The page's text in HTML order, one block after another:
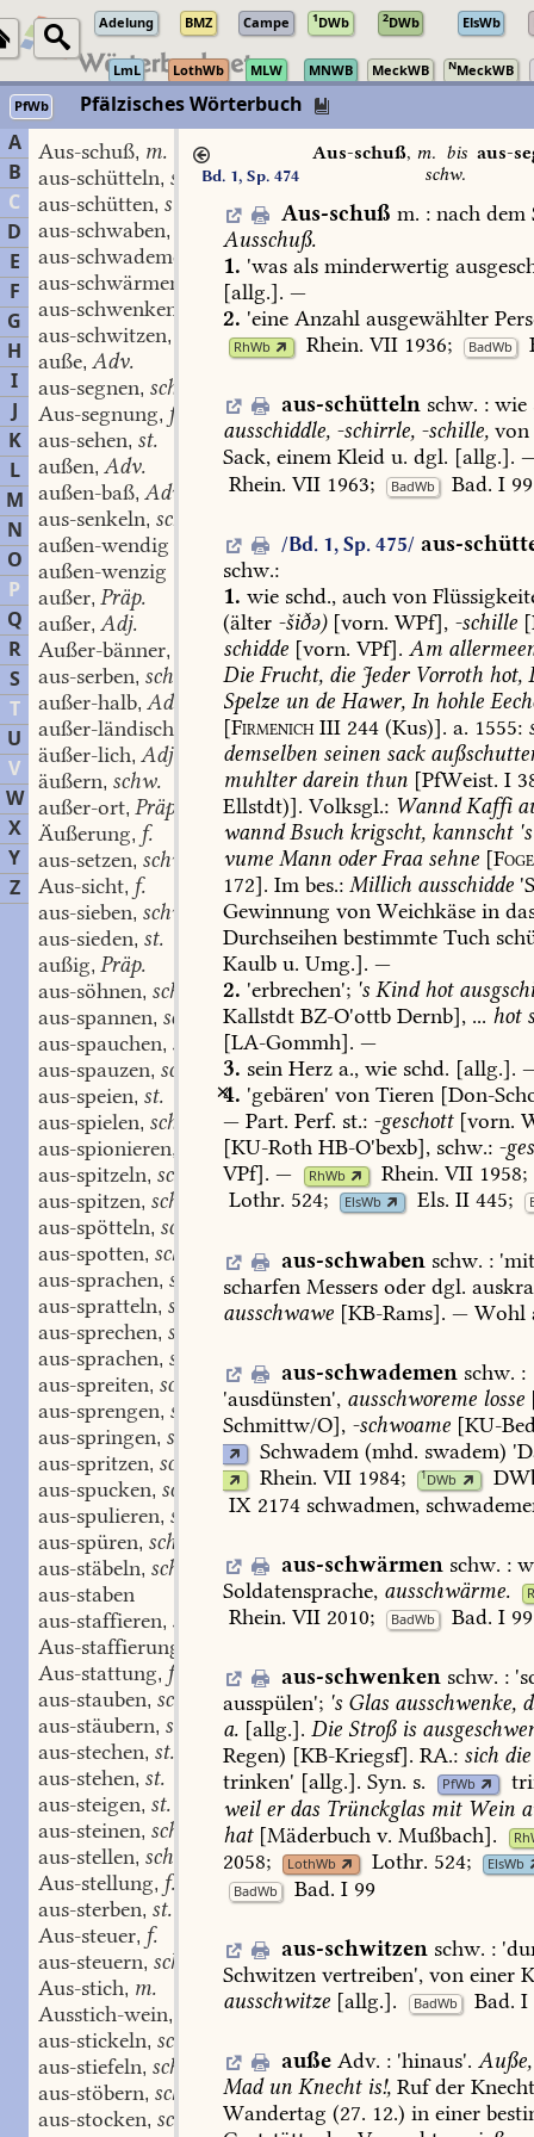
Adelung BMZ Campe 1DWb 2DWb ElsWb
LmL LothWb MLW MNWB MeckWB NMeckWB
PfWb
Pfälzisches Wörterbuch
A
B
C
D
E
F
G
H
I
J
K
L
M
N
O
P
Q
R
S
T
U
V
W
X
Y
Z
Aus-schuß, m.
aus-schütteln, schw.
aus-schütten, st. u. schw.
aus-schwaben,
aus-schwademen
schw.
aus-schwärmen
schw.
aus-schwenken
schw.
aus-schwitzen,
auße, Adv.
aus-segnen, schw.
Aus-segnung, f.
aus-sehen, st.
außen, Adv.
außen-baß, Adv.
aus-senkeln, schw.
außen-wendig
außen-wenzig
außer, Präp.
außer, Adj.
Außer-bänner,
aus-serben, schw.
außer-halb, Adv.
außer-ländisch
äußer-lich, Adj.
äußern, schw.
außer-ort, Präp.
Äußerung, f.
aus-setzen, schw.
Aus-sicht, f.
aus-sieben, schw.
aus-sieden, st.
außig, Präp.
aus-söhnen, schw.
aus-spannen, schw.
aus-spauchen, schw.
aus-spauzen, schw.
aus-speien, st.
aus-spielen, schw.
aus-spionieren,
schw.
aus-spitzeln, schw.
aus-spitzen, schw.
aus-spötteln, schw.
aus-spotten, schw.
aus-sprachen, schw.
aus-spratteln, schw.
aus-sprechen, st. schw.
aus-sprachen, st. schw.
aus-spreiten, schw.
aus-sprengen, schw.
aus-springen, st.
aus-spritzen, schw.
aus-spucken, schw.
aus-spulieren, schw.
aus-spüren, schw.
aus-stäbeln, schw.
aus-staben
aus-staffieren, schw.
Aus-staffierung
Aus-stattung, f.
aus-stauben, schw.
aus-stäubern, schw.
aus-stechen, st.
aus-stehen, st.
aus-steigen, st.
aus-steinen, schw.
aus-stellen, schw.
Aus-stellung, f.
aus-sterben, st.
Aus-steuer, f.
aus-steuern, schw.
Aus-stich, m.
Ausstich-wein,
aus-stickeln, schw.
aus-stiefeln, schw.
aus-stöbern, schw.
aus-stocken, schw.
Bd. 1, Sp. 474
Aus-schuß, m. bis aus-
schw.
Aus-schuß m. :nachdem
Ausschuß.
1. 'was als minderwertig
[allg.]. —
2. 'eine Anzahl ausgewählter
RhWb Rhein. VII 1936; BadWb
aus-schütteln schw. :wie
ausschiddle, -schirrle, -schille, von
Sack, einem Kleid u. dgl. [allg.].
Rhein. VII 1963; BadWb Bad. I99
/Bd. 1, Sp. 475/ aus-
schw.:
1. wie schd., auch von
(älter -šiðə)[vorn. WPf], -schille
schidde [vorn. VPf]. Am
Die Frucht, die JederVorroth hot,
Spelze un de Hawer, In hohle
[FirmenichIII 244 (Kus)]. a. 1555:
demselben seinen sack
muhlterdarein thun [PfWeist. I
Ellstdt)]. Volksgl.: WanndKaffi
wanndBsuch krigscht, kannscht's
vume Mann oderFraasehne [
172]. Im bes.: Millich ausschidde
Gewinnung von Weichkäse in
Durchseihen bestimmte Tuch
Kaulb u. Umg.]. —
2. 'erbrechen'; 's Kindhot
Kallstdt BZ-O'ottb Dernb], ... hot
[LA-Gommh]. —
3. sein Herz a., wie schd. [allg.].
4. 'gebären' von Tieren [Don-
— Part. Perf. st.: -geschott[vorn.
[KU-Roth HB-O'bexb], schw.: -
VPf]. — RhWb Rhein. VII 1958;
Lothr. 524; ElsWb Els. II 445;
aus-schwaben schw. :'
scharfen Messers oder dgl.
ausschwawe [KB-Rams]. — Wohl
aus-schwademen schw. :
'ausdünsten', ausschworeme losse
Schmittw/O], -schwoame [KU-
Schwadem(mhd. swadem)
Rhein. VII1984; 1DWb
IX 2174 schwadmen,
aus-schwärmen schw. :
Soldatensprache, ausschwärme.
Rhein. VII 2010; BadWb Bad. I99
aus-schwenken schw. :'
ausspülen'; 's Glas ausschwenke,
a. [allg.]. Die Stroßis
Regen) [KB-Kriegsf]. RA.: sich die
trinken' [allg.]. Syn. s. PfWb
weilerdas Trünckglas mitWein
hat[Mäderbuch v. Mußbach].
2058; LothWb Lothr. 524;
ElsWb
BadWb
Bad. I99
aus-schwitzen schw. :'
Schwitzen vertreiben', von einer
ausschwitze [allg.]. BadWb Bad. I
auße Adv. :'hinaus'. Auße,
Madun Knechtis!, Rufder
Wandertag (27. 12.) in einer